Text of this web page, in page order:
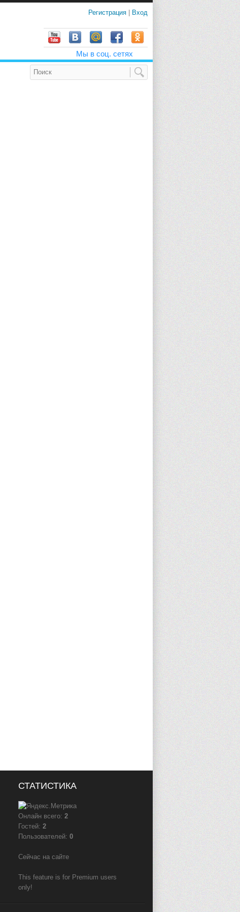
Регистрация Вход
Мы в соц. сетях
СТАТИСТИКА
Онлайн всего: 2
Гостей: 2
Пользователей: 0
Сейчас на сайте
This feature is for Premium users
only!